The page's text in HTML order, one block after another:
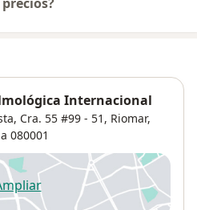
Internacional
Cra. 55 #99 - 51, Riomar,
080001
se abre en una nueva